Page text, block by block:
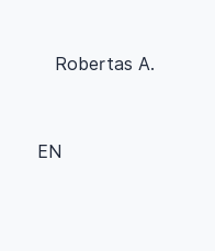
Robertas A.
EN